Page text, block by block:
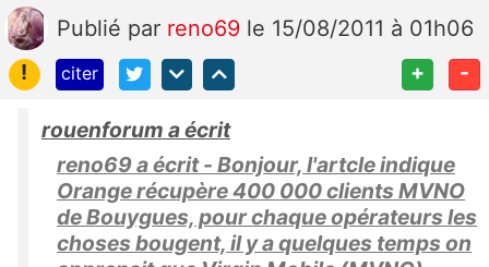
Publié par reno69 le 15/08/2011 à 01h06
!
citer + -
rouenforum a écrit
reno69 a écrit - Bonjour, l'artcle indique
Orange récupère 400 000 clients MVNO
de Bouygues, pour chaque opérateurs les
choses bougent, il y a quelques temps on